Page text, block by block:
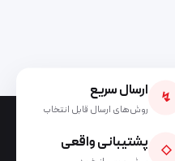
گزینه ها ممکن است در
↯ ارسال سریع
روش‌های ارسال قابل انتخاب
◇ پشتیبانی واقعی